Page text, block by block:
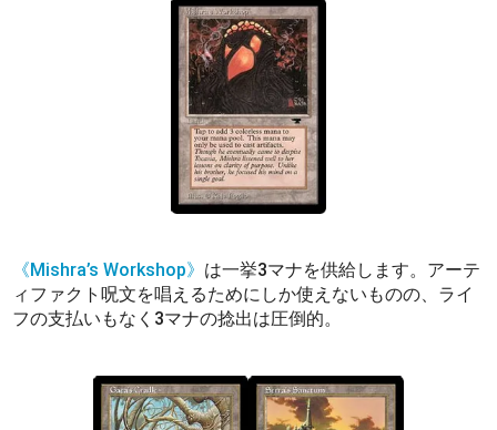
《Mishra’s Workshop》 は一挙3マナを供給します。アーテ
ィファクト呪文を唱えるためにしか使えないものの、ライ
フの支払いもなく3マナの捻出は圧倒的。